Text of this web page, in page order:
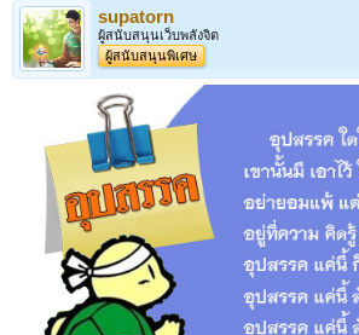
supatorn
ผู้สนับสนุนเว็บพลังจิต
ผู้สนับสนุนพิเศษ